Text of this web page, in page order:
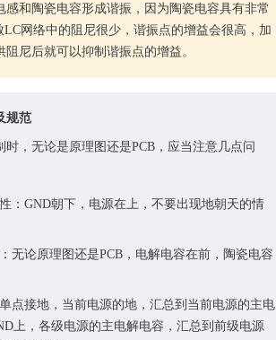
感和陶瓷电容形成谐振，因为陶瓷电容具有非常
LC网络中的阻尼很少，谐振点的增益会很高，加
阻尼后就可以抑制谐振点的增益。
规范
时，无论是原理图还是PCB，应当注意几点问
：GND朝下，电源在上，不要出现地朝天的情
无论原理图还是PCB，电解电容在前，陶瓷电容
点接地，当前电源的地，汇总到当前电源的主电
上，各级电源的主电解电容，汇总到前级电源